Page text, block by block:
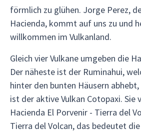
förmlich zu glühen. Jorge Perez,
Hacienda, kommt auf uns zu und
willkommen im Vulkanland.
Gleich vier Vulkane umgeben die
Der näheste ist der Ruminahui,
hinter den bunten Häusern
ist der aktive Vulkan Cotopaxi. Sie
Hacienda El Porvenir - Tierra del
Tierra del Volcan, das bedeutet